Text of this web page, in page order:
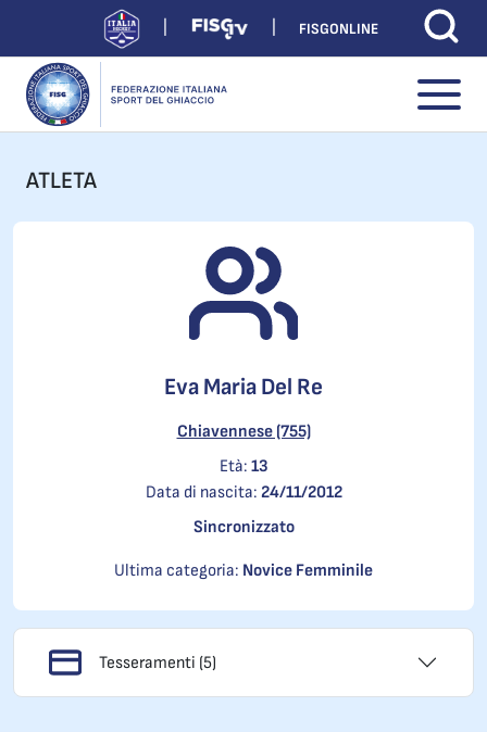
FISGONLINE
ATLETA
Eva Maria Del Re
Chiavennese (755)
Età: 13
Data di nascita: 24/11/2012
Sincronizzato
Ultima categoria: Novice Femminile
Tesseramenti (5)